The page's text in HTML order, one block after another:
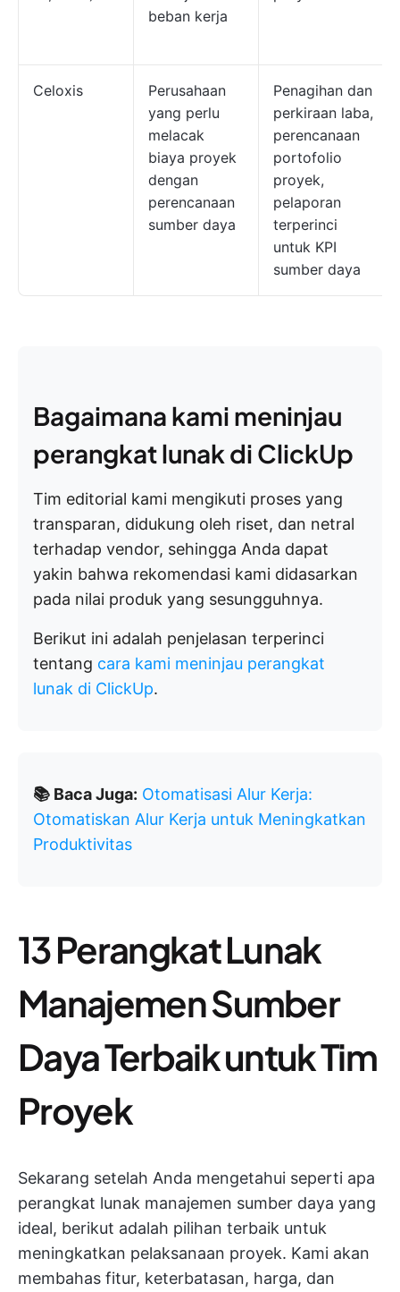
beban kerja
Celoxis
Perusahaan
yang perlu
melacak
biaya proyek
dengan
perencanaan
sumber daya
Penagihan dan
perkiraan laba,
perencanaan
portofolio
proyek,
pelaporan
terperinci
untuk KPI
sumber daya
Bagaimana kami meninjau
perangkat lunak di ClickUp
Tim editorial kami mengikuti proses yang
transparan, didukung oleh riset, dan netral
terhadap vendor, sehingga Anda dapat
yakin bahwa rekomendasi kami didasarkan
pada nilai produk yang sesungguhnya.
Berikut ini adalah penjelasan terperinci
tentang cara kami meninjau perangkat
lunak di ClickUp.
📚 Baca Juga: Otomatisasi Alur Kerja:
Otomatiskan Alur Kerja untuk Meningkatkan
Produktivitas
13 Perangkat Lunak
Manajemen Sumber
Daya Terbaik untuk Tim
Proyek
Sekarang setelah Anda mengetahui seperti apa
perangkat lunak manajemen sumber daya yang
ideal, berikut adalah pilihan terbaik untuk
meningkatkan pelaksanaan proyek. Kami akan
membahas fitur, keterbatasan, harga, dan